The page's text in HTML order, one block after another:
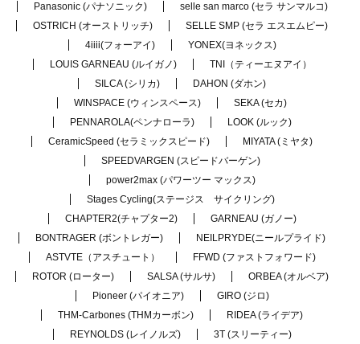
Panasonic (パナソニック)
selle san marco (セラ サンマルコ)
OSTRICH (オーストリッチ)
SELLE SMP (セラ エスエムピー)
4iiii(フォーアイ)
YONEX(ヨネックス)
LOUIS GARNEAU (ルイガノ)
TNI（ティーエヌアイ）
SILCA (シリカ)
DAHON (ダホン)
WINSPACE (ウィンスペース)
SEKA (セカ)
PENNAROLA(ペンナローラ)
LOOK (ルック)
CeramicSpeed (セラミックスピード)
MIYATA (ミヤタ)
SPEEDVARGEN (スピードバーゲン)
power2max (パワーツー マックス)
Stages Cycling(ステージス サイクリング)
CHAPTER2(チャプター2)
GARNEAU (ガノー)
BONTRAGER (ボントレガー)
NEILPRYDE(ニールプライド)
ASTVTE（アスチュート）
FFWD (ファストフォワード)
ROTOR (ローター)
SALSA (サルサ)
ORBEA (オルベア)
Pioneer (パイオニア)
GIRO (ジロ)
THM-Carbones (THMカーボン)
RIDEA (ライデア)
REYNOLDS (レイノルズ)
3T (スリーティー)